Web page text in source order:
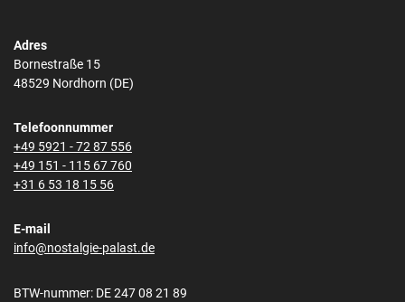
Adres
Bornestraße 15
48529 Nordhorn (DE)
Telefoonnummer
+49 5921 - 72 87 556
+49 151 - 115 67 760
+31 6 53 18 15 56
E-mail
info@nostalgie-palast.de
BTW-nummer: DE 247 08 21 89